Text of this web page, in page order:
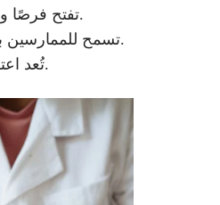
تفتح فرصًا وظيفية أفضل وأجرًا أعلى.
تسمح للممارسين بالتقدم في حياتهم المهنية.
تُعد اعترافًا دوليًا بالكفاءة المهنية.